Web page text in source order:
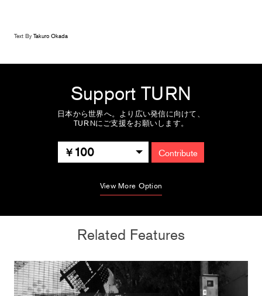
Text By Takuro Okada
Support TURN
日本から世界へ。より広い発信に向けて、
TURNにご支援をお願いします。
100 Contribute
View More Option
Related Features